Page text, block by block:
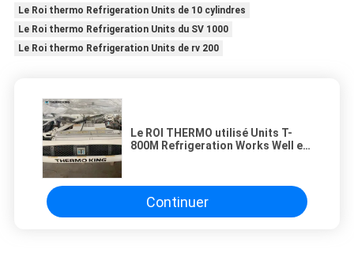
Le Roi thermo Refrigeration Units de 10 cylindres
Le Roi thermo Refrigeration Units du SV 1000
Le Roi thermo Refrigeration Units de rv 200
Le ROI THERMO utilisé Units T-
800M Refrigeration Works Well et
Continuer